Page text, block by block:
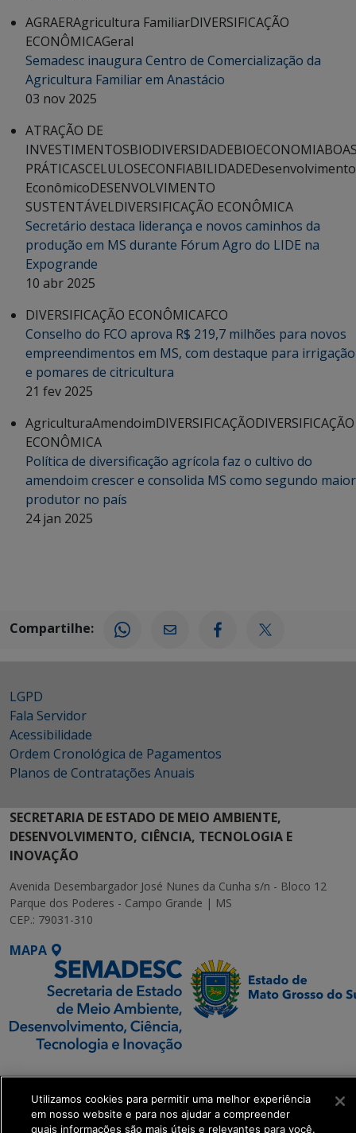
AGRAERAgricultura FamiliarDIVERSIFICAÇÃO
ECONÔMICAGeral
Semadesc inaugura Centro de Comercialização da
Agricultura Familiar em Anastácio
03 nov 2025
ATRAÇÃO DE
INVESTIMENTOSBIODIVERSIDADEBIOECONOMIA
PRÁTICASCELULOSECONFIABILIDADEDesenvolvimento
EconômicoDESENVOLVIMENTO
SUSTENTÁVELDIVERSIFICAÇÃO ECONÔMICA
Secretário destaca liderança e novos caminhos da
produção em MS durante Fórum Agro do LIDE na
Expogrande
10 abr 2025
DIVERSIFICAÇÃO ECONÔMICAFCO
Conselho do FCO aprova R$ 219,7 milhões para novos
empreendimentos em MS, com destaque para irrigação
e pomares de citricultura
21 fev 2025
AgriculturaAmendoimDIVERSIFICAÇÃODIVERSIFICAÇÃO
ECONÔMICA
Política de diversificação agrícola faz o cultivo do
amendoim crescer e consolida MS como segundo maior
produtor no país
24 jan 2025
Compartilhe:
LGPD
Fala Servidor
Acessibilidade
Ordem Cronológica de Pagamentos
Planos de Contratações Anuais
SECRETARIA DE ESTADO DE MEIO AMBIENTE,
DESENVOLVIMENTO, CIÊNCIA, TECNOLOGIA E
INOVAÇÃO
Avenida Desembargador José Nunes da Cunha s/n - Bloco 12
Parque dos Poderes - Campo Grande | MS
CEP.: 79031-310
MAPA
SETDIG | Secretaria-
Executiva de
Transformação Digital
Utilizamos cookies para permitir uma melhor experiência
em nosso website e para nos ajudar a compreender
quais informações são mais úteis e relevantes para você.